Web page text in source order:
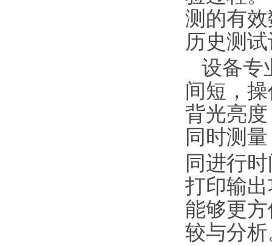
测的有
历史测
设备专
间短，
背光亮
同时测
同进行
打印输
能够更
较与分